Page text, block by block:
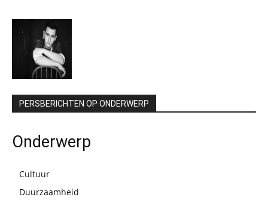
PERSBERICHTEN OP ONDERWERP
Onderwerp
Cultuur
Duurzaamheid